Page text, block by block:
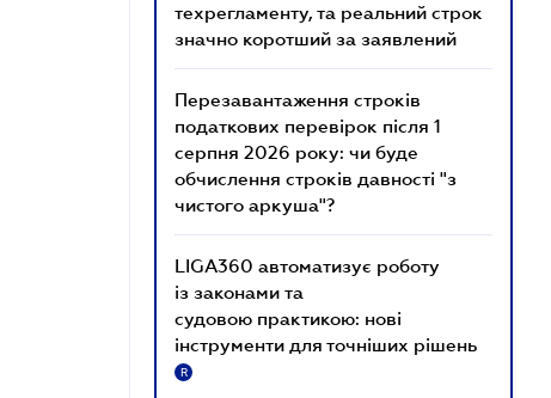
техрегламенту, та реальний строк
значно коротший за заявлений
Перезавантаження строків
податкових перевірок після 1
серпня 2026 року: чи буде
обчислення строків давності "з
чистого аркуша"?
LIGA360 автоматизує роботу
із законами та
судовою практикою: нові
інструменти для точніших рішень
R